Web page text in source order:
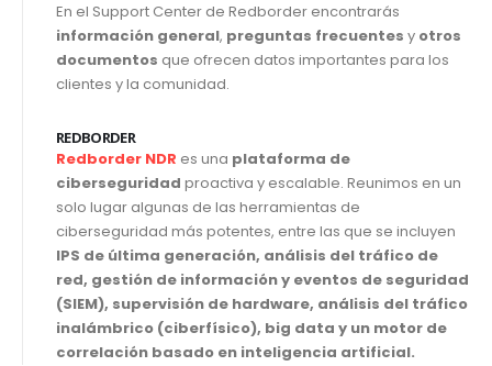
En el Support Center de Redborder encontrarás
información general, preguntas frecuentes y otros
documentos que ofrecen datos importantes para los
clientes y la comunidad.
REDBORDER
Redborder NDR es una plataforma de
ciberseguridad proactiva y escalable. Reunimos en un
solo lugar algunas de las herramientas de
ciberseguridad más potentes, entre las que se incluyen
IPS de última generación, análisis del tráfico de
red, gestión de información y eventos de seguridad
(SIEM), supervisión de hardware, análisis del tráfico
inalámbrico (ciberfísico), big data y un motor de
correlación basado en inteligencia artificial.